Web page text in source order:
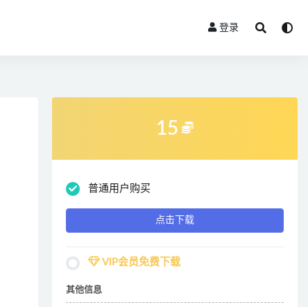
登录
15
普通用户购买
点击下载
VIP会员免费下载
其他信息